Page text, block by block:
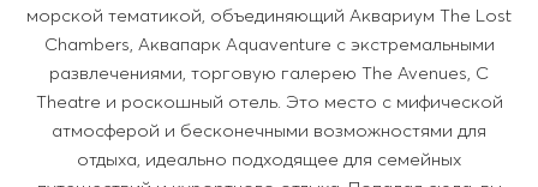
морской тематикой, объединяющий Аквариум The Lost
Chambers, Аквапарк Aquaventure с экстремальными
развлечениями, торговую галерею The Avenues, C
Theatre и роскошный отель. Это место с мифической
атмосферой и бесконечными возможностями для
отдыха, идеально подходящее для семейных